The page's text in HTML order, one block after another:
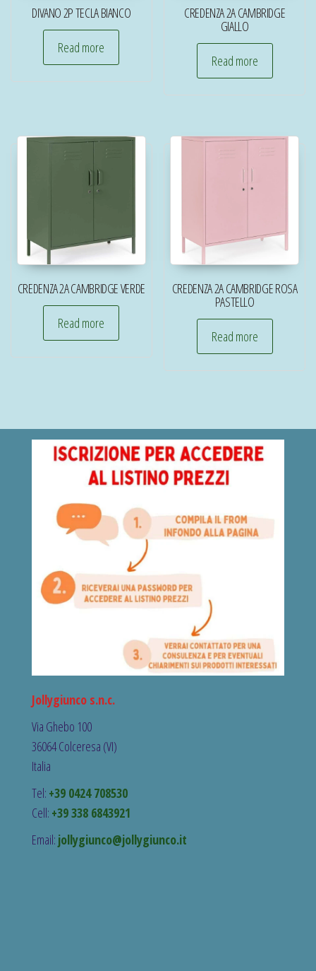
DIVANO 2P TECLA BIANCO
Read more
CREDENZA 2A CAMBRIDGE
GIALLO
Read more
CREDENZA 2A CAMBRIDGE VERDE
Read more
CREDENZA 2A CAMBRIDGE ROSA
PASTELLO
Read more
Jollygiunco s.n.c.
Via Ghebo 100
36064 Colceresa (VI)
Italia
Tel: +39 0424 708530
Cell: +39 338 6843921
Email: jollygiunco@jollygiunco.it